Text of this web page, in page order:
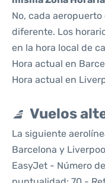
No, cada
diferente. Los
en la hora local de
Hora actual en
Hora actual en
Vuelos
La siguiente
Barcelona y
EasyJet - Número